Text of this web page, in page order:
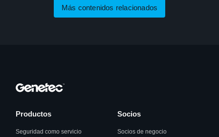
Más contenidos relacionados
Productos
Seguridad como servicio
Socios
Socios de negocio